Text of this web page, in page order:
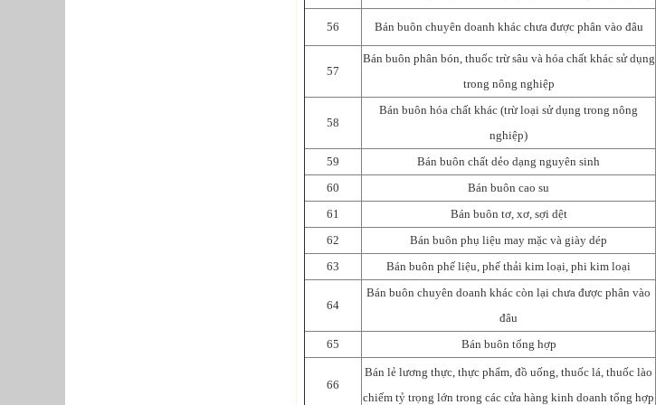
56 Bán buôn chuyên doanh khác chưa được phân vào đâu
57
Bán buôn phân bón, thuốc trừ sâu và hóa chất khác sử dụng
trong nông nghiệp
58
Bán buôn hóa chất khác (trừ loại sử dụng trong nông
nghiệp)
59 Bán buôn chất dẻo dạng nguyên sinh
60
Bán buôn cao su
61
Bán buôn tơ, xơ, sợi dệt
62
Bán buôn phụ liệu may mặc và giày dép
63
Bán buôn phế liệu, phế thải kim loại, phi kim loại
64
Bán buôn chuyên doanh khác còn lại chưa được phân vào
đâu
65 Bán buôn tổng hợp
66
Bán lẻ lương thực, thực phẩm, đồ uống, thuốc lá, thuốc lào
chiếm tỷ trọng lớn trong các cửa hàng kinh doanh tổng hợp